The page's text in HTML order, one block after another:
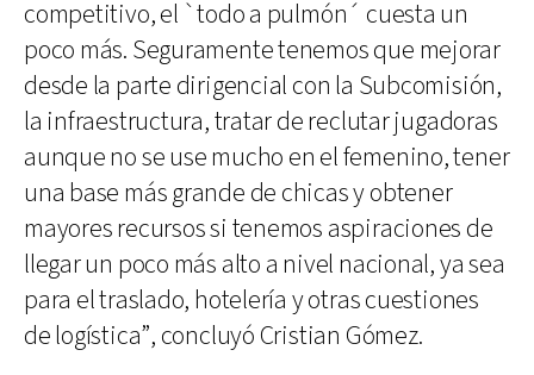
competitivo, el `todo a pulmón´ cuesta un
poco más. Seguramente tenemos que mejorar
desde la parte dirigencial con la Subcomisión,
la infraestructura, tratar de reclutar jugadoras
aunque no se use mucho en el femenino, tener
una base más grande de chicas y obtener
mayores recursos si tenemos aspiraciones de
llegar un poco más alto a nivel nacional, ya sea
para el traslado, hotelería y otras cuestiones
de logística”, concluyó Cristian Gómez.